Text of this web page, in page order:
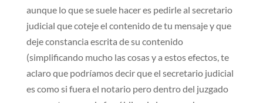
aunque lo que se suele hacer es pedirle al secretario
judicial que coteje el contenido de tu mensaje y que
deje constancia escrita de su contenido
(simplificando mucho las cosas y a estos efectos, te
aclaro que podríamos decir que el secretario judicial
es como si fuera el notario pero dentro del juzgado